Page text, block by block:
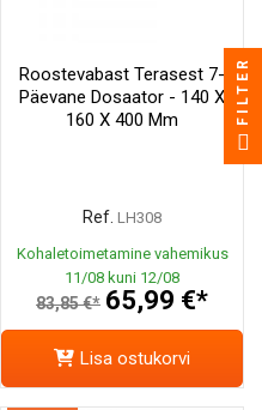
Roostevabast Terasest 7-
Päevane Dosaator - 140 X
160 X 400 Mm
Ref. LH308
Kohaletoimetamine vahemikus
11/08 kuni 12/08
83,85 €* 65,99 €*
Lisa ostukorvi
FILTER